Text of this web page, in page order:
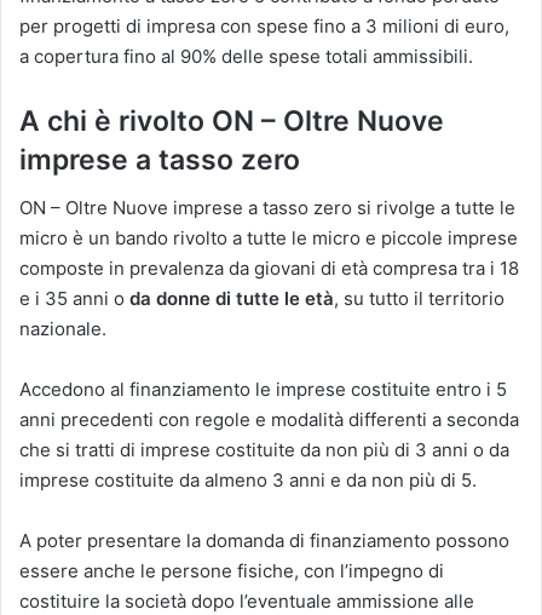
per progetti di impresa con spese fino a 3 milioni di euro,
a copertura fino al 90% delle spese totali ammissibili.
A chi è rivolto ON – Oltre Nuove
imprese a tasso zero
ON – Oltre Nuove imprese a tasso zero si rivolge a tutte le
micro è un bando rivolto a tutte le micro e piccole imprese
composte in prevalenza da giovani di età compresa tra i 18
e i 35 anni o da donne di tutte le età, su tutto il territorio
nazionale.
Accedono al finanziamento le imprese costituite entro i 5
anni precedenti con regole e modalità differenti a seconda
che si tratti di imprese costituite da non più di 3 anni o da
imprese costituite da almeno 3 anni e da non più di 5.
A poter presentare la domanda di finanziamento possono
essere anche le persone fisiche, con l’impegno di
costituire la società dopo l’eventuale ammissione alle